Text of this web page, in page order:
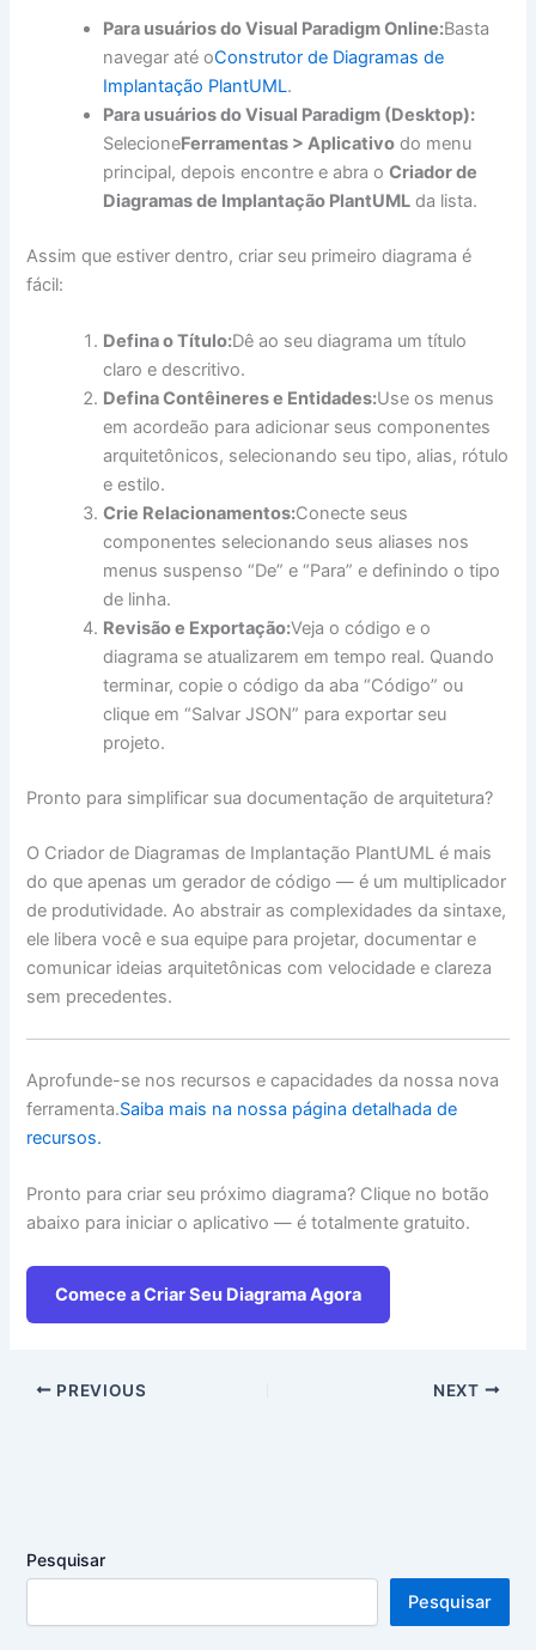
Para usuários do Visual Paradigm Online:Basta
navegar até oConstrutor de Diagramas de
Implantação PlantUML.
Para usuários do Visual Paradigm (Desktop):
SelecioneFerramentas > Aplicativo do menu
principal, depois encontre e abra oCriador de
Diagramas de Implantação PlantUML da lista.
Assim que estiver dentro, criar seu primeiro diagrama é
fácil:
Defina o Título:Dê ao seu diagrama um título
claro e descritivo.
Defina Contêineres e Entidades:Use os menus
em acordeão para adicionar seus componentes
arquitetônicos, selecionando seu tipo, alias, rótulo
e estilo.
Crie Relacionamentos:Conecte seus
componentes selecionando seus aliases nos
menus suspenso “De” e “Para” e definindo o tipo
de linha.
Revisão e Exportação:Veja o código e o
diagrama se atualizarem em tempo real. Quando
terminar, copie o código da aba “Código” ou
clique em “Salvar JSON” para exportar seu
projeto.
Pronto para simplificar sua documentação de arquitetura?
O Criador de Diagramas de Implantação PlantUML é mais
do que apenas um gerador de código — é um multiplicador
de produtividade. Ao abstrair as complexidades da sintaxe,
ele libera você e sua equipe para projetar, documentar e
comunicar ideias arquitetônicas com velocidade e clareza
sem precedentes.
Aprofunde-se nos recursos e capacidades da nossa nova
ferramenta.Saiba mais na nossa página detalhada de
recursos.
Pronto para criar seu próximo diagrama? Clique no botão
abaixo para iniciar o aplicativo — é totalmente gratuito.
Comece a Criar Seu Diagrama Agora
PREVIOUS NEXT
Pesquisar
Pesquisar